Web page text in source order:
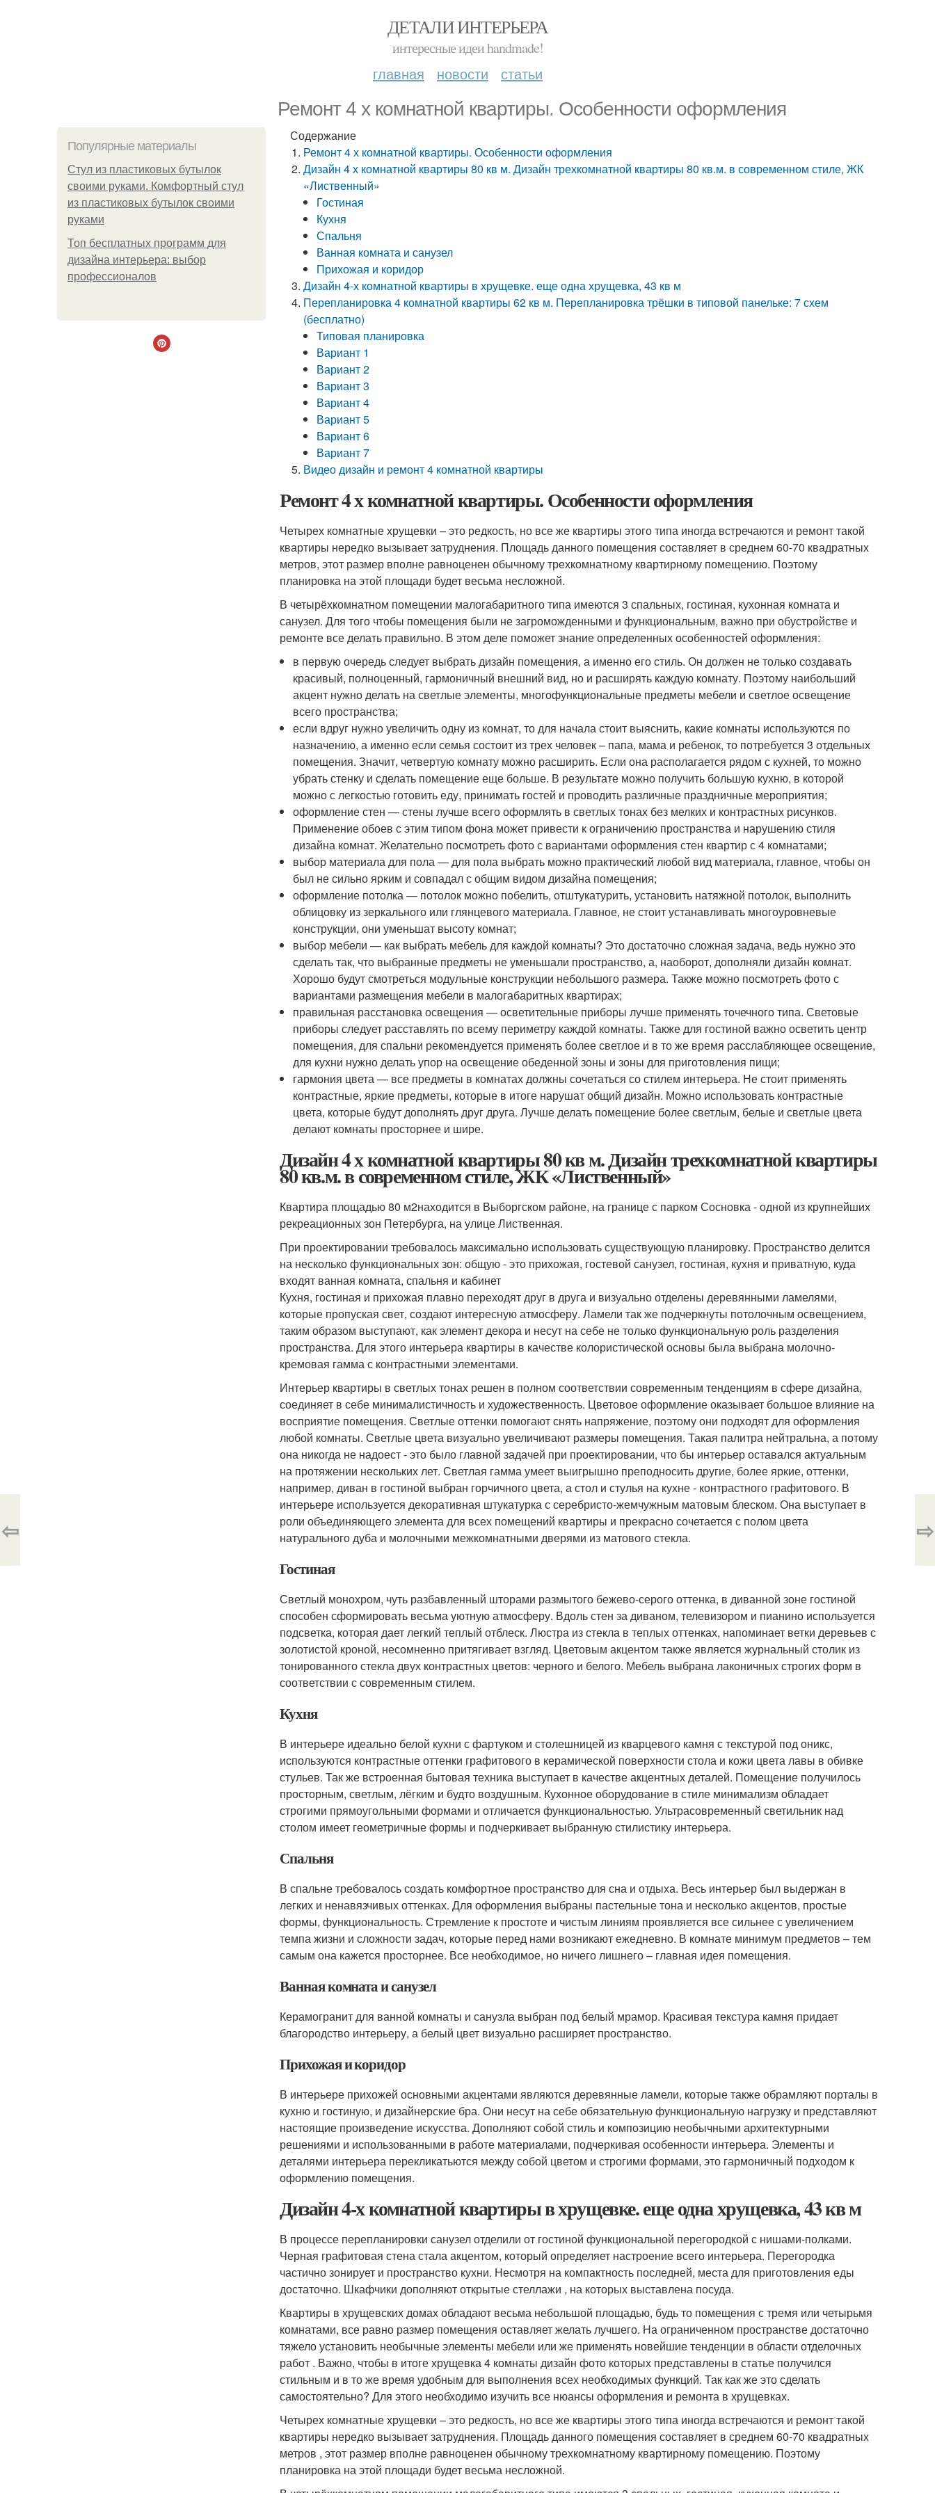
ДЕТАЛИ ИНТЕРЬЕРА
интересные идеи handmade!
главная новости статьи
Ремонт 4 х комнатной квартиры. Особенности оформления
Популярные материалы
Стул из пластиковых бутылок
своими руками. Комфортный стул
из пластиковых бутылок своими
руками
Топ бесплатных программ для
дизайна интерьера: выбор
профессионалов
Содержание
Ремонт 4 х комнатной квартиры. Особенности оформления
Дизайн 4 х комнатной квартиры 80 кв м. Дизайн трехкомнатной квартиры 80 кв.м. в современном стиле, ЖК
«Лиственный»
Гостиная
Кухня
Спальня
Ванная комната и санузел
Прихожая и коридор
Дизайн 4-х комнатной квартиры в хрущевке. еще одна хрущевка, 43 кв м
Перепланировка 4 комнатной квартиры 62 кв м. Перепланировка трёшки в типовой панельке: 7 схем
(бесплатно)
Типовая планировка
Вариант 1
Вариант 2
Вариант 3
Вариант 4
Вариант 5
Вариант 6
Вариант 7
Видео дизайн и ремонт 4 комнатной квартиры
Ремонт 4 х комнатной квартиры. Особенности оформления
Четырех комнатные хрущевки – это редкость, но все же квартиры этого типа иногда встречаются и ремонт такой
квартиры нередко вызывает затруднения. Площадь данного помещения составляет в среднем 60-70 квадратных
метров, этот размер вполне равноценен обычному трехкомнатному квартирному помещению. Поэтому
планировка на этой площади будет весьма несложной.
В четырёхкомнатном помещении малогабаритного типа имеются 3 спальных, гостиная, кухонная комната и
санузел. Для того чтобы помещения были не загроможденными и функциональным, важно при обустройстве и
ремонте все делать правильно. В этом деле поможет знание определенных особенностей оформления:
в первую очередь следует выбрать дизайн помещения, а именно его стиль. Он должен не только создавать
красивый, полноценный, гармоничный внешний вид, но и расширять каждую комнату. Поэтому наибольший
акцент нужно делать на светлые элементы, многофункциональные предметы мебели и светлое освещение
всего пространства;
если вдруг нужно увеличить одну из комнат, то для начала стоит выяснить, какие комнаты используются по
назначению, а именно если семья состоит из трех человек – папа, мама и ребенок, то потребуется 3 отдельных
помещения. Значит, четвертую комнату можно расширить. Если она располагается рядом с кухней, то можно
убрать стенку и сделать помещение еще больше. В результате можно получить большую кухню, в которой
можно с легкостью готовить еду, принимать гостей и проводить различные праздничные мероприятия;
оформление стен — стены лучше всего оформлять в светлых тонах без мелких и контрастных рисунков.
Применение обоев с этим типом фона может привести к ограничению пространства и нарушению стиля
дизайна комнат. Желательно посмотреть фото с вариантами оформления стен квартир с 4 комнатами;
выбор материала для пола — для пола выбрать можно практический любой вид материала, главное, чтобы он
был не сильно ярким и совпадал с общим видом дизайна помещения;
оформление потолка — потолок можно побелить, отштукатурить, установить натяжной потолок, выполнить
облицовку из зеркального или глянцевого материала. Главное, не стоит устанавливать многоуровневые
конструкции, они уменьшат высоту комнат;
выбор мебели — как выбрать мебель для каждой комнаты? Это достаточно сложная задача, ведь нужно это
сделать так, что выбранные предметы не уменьшали пространство, а, наоборот, дополняли дизайн комнат.
Хорошо будут смотреться модульные конструкции небольшого размера. Также можно посмотреть фото с
вариантами размещения мебели в малогабаритных квартирах;
правильная расстановка освещения — осветительные приборы лучше применять точечного типа. Световые
приборы следует расставлять по всему периметру каждой комнаты. Также для гостиной важно осветить центр
помещения, для спальни рекомендуется применять более светлое и в то же время расслабляющее освещение,
для кухни нужно делать упор на освещение обеденной зоны и зоны для приготовления пищи;
гармония цвета — все предметы в комнатах должны сочетаться со стилем интерьера. Не стоит применять
контрастные, яркие предметы, которые в итоге нарушат общий дизайн. Можно использовать контрастные
цвета, которые будут дополнять друг друга. Лучше делать помещение более светлым, белые и светлые цвета
делают комнаты просторнее и шире.
Дизайн 4 х комнатной квартиры 80 кв м. Дизайн трехкомнатной квартиры
80 кв.м. в современном стиле, ЖК «Лиственный»
Квартира площадью 80 м2находится в Выборгском районе, на границе с парком Сосновка - одной из крупнейших
рекреационных зон Петербурга, на улице Лиственная.
При проектировании требовалось максимально использовать существующую планировку. Пространство делится
на несколько функциональных зон: общую - это прихожая, гостевой санузел, гостиная, кухня и приватную, куда
входят ванная комната, спальня и кабинет
Кухня, гостиная и прихожая плавно переходят друг в друга и визуально отделены деревянными ламелями,
которые пропуская свет, создают интересную атмосферу. Ламели так же подчеркнуты потолочным освещением,
таким образом выступают, как элемент декора и несут на себе не только функциональную роль разделения
пространства. Для этого интерьера квартиры в качестве колористической основы была выбрана молочно-
кремовая гамма с контрастными элементами.
Интерьер квартиры в светлых тонах решен в полном соответствии современным тенденциям в сфере дизайна,
соединяет в себе минималистичность и художественность. Цветовое оформление оказывает большое влияние на
восприятие помещения. Светлые оттенки помогают снять напряжение, поэтому они подходят для оформления
любой комнаты. Светлые цвета визуально увеличивают размеры помещения. Такая палитра нейтральна, а потому
она никогда не надоест - это было главной задачей при проектировании, что бы интерьер оставался актуальным
на протяжении нескольких лет. Светлая гамма умеет выигрышно преподносить другие, более яркие, оттенки,
например, диван в гостиной выбран горчичного цвета, а стол и стулья на кухне - контрастного графитового. В
интерьере используется декоративная штукатурка с серебристо-жемчужным матовым блеском. Она выступает в
роли объединяющего элемента для всех помещений квартиры и прекрасно сочетается с полом цвета
натурального дуба и молочными межкомнатными дверями из матового стекла.
Гостиная
Светлый монохром, чуть разбавленный шторами размытого бежево-серого оттенка, в диванной зоне гостиной
способен сформировать весьма уютную атмосферу. Вдоль стен за диваном, телевизором и пианино используется
подсветка, которая дает легкий теплый отблеск. Люстра из стекла в теплых оттенках, напоминает ветки деревьев с
золотистой кроной, несомненно притягивает взгляд. Цветовым акцентом также является журнальный столик из
тонированного стекла двух контрастных цветов: черного и белого. Мебель выбрана лаконичных строгих форм в
соответствии с современным стилем.
Кухня
В интерьере идеально белой кухни с фартуком и столешницей из кварцевого камня с текстурой под оникс,
используются контрастные оттенки графитового в керамической поверхности стола и кожи цвета лавы в обивке
стульев. Так же встроенная бытовая техника выступает в качестве акцентных деталей. Помещение получилось
просторным, светлым, лёгким и будто воздушным. Кухонное оборудование в стиле минимализм обладает
строгими прямоугольными формами и отличается функциональностью. Ультрасовременный светильник над
столом имеет геометричные формы и подчеркивает выбранную стилистику интерьера.
Спальня
В спальне требовалось создать комфортное пространство для сна и отдыха. Весь интерьер был выдержан в
легких и ненавязчивых оттенках. Для оформления выбраны пастельные тона и несколько акцентов, простые
формы, функциональность. Стремление к простоте и чистым линиям проявляется все сильнее с увеличением
темпа жизни и сложности задач, которые перед нами возникают ежедневно. В комнате минимум предметов – тем
самым она кажется просторнее. Все необходимое, но ничего лишнего – главная идея помещения.
Ванная комната и санузел
Керамогранит для ванной комнаты и санузла выбран под белый мрамор. Красивая текстура камня придает
благородство интерьеру, а белый цвет визуально расширяет пространство.
Прихожая и коридор
В интерьере прихожей основными акцентами являются деревянные ламели, которые также обрамляют порталы в
кухню и гостиную, и дизайнерские бра. Они несут на себе обязательную функциональную нагрузку и представляют
настоящие произведение искусства. Дополняют собой стиль и композицию необычными архитектурными
решениями и использованными в работе материалами, подчеркивая особенности интерьера. Элементы и
деталями интерьера перекликатьются между собой цветом и строгими формами, это гармоничный подходом к
оформлению помещения.
Дизайн 4-х комнатной квартиры в хрущевке. еще одна хрущевка, 43 кв м
В процессе перепланировки санузел отделили от гостиной функциональной перегородкой с нишами-полками.
Черная графитовая стена стала акцентом, который определяет настроение всего интерьера. Перегородка
частично зонирует и пространство кухни. Несмотря на компактность последней, места для приготовления еды
достаточно. Шкафчики дополняют открытые стеллажи , на которых выставлена посуда.
Квартиры в хрущевских домах обладают весьма небольшой площадью, будь то помещения с тремя или четырьмя
комнатами, все равно размер помещения оставляет желать лучшего. На ограниченном пространстве достаточно
тяжело установить необычные элементы мебели или же применять новейшие тенденции в области отделочных
работ . Важно, чтобы в итоге хрущевка 4 комнаты дизайн фото которых представлены в статье получился
стильным и в то же время удобным для выполнения всех необходимых функций. Так как же это сделать
самостоятельно? Для этого необходимо изучить все нюансы оформления и ремонта в хрущевках.
Четырех комнатные хрущевки – это редкость, но все же квартиры этого типа иногда встречаются и ремонт такой
квартиры нередко вызывает затруднения. Площадь данного помещения составляет в среднем 60-70 квадратных
метров , этот размер вполне равноценен обычному трехкомнатному квартирному помещению. Поэтому
планировка на этой площади будет весьма несложной.
⇦ ⇨